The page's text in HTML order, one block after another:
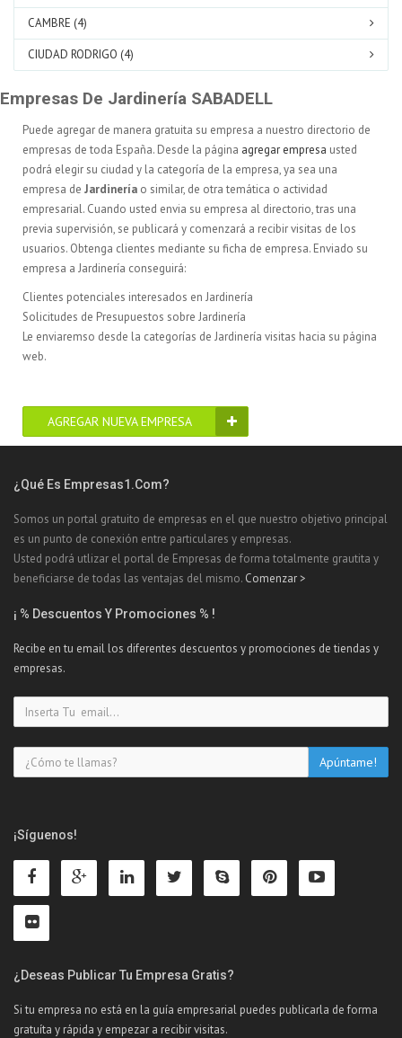
CAMBRE (4)
CIUDAD RODRIGO (4)
Empresas De Jardinería SABADELL
Puede agregar de manera gratuita su empresa a nuestro directorio de
empresas de toda España. Desde la página agregar empresa usted
podrá elegir su ciudad y la categoría de la empresa, ya sea una
empresa de Jardinería o similar, de otra temática o actividad
empresarial. Cuando usted envia su empresa al directorio, tras una
previa supervisión, se publicará y comenzará a recibir visitas de los
usuarios. Obtenga clientes mediante su ficha de empresa. Enviado su
empresa a Jardinería conseguirá:
Clientes potenciales interesados en Jardinería
Solicitudes de Presupuestos sobre Jardinería
Le enviaremso desde la categorías de Jardinería visitas hacia su página
web.
AGREGAR NUEVA EMPRESA
¿Qué Es Empresas1.com?
Somos un portal gratuito de empresas en el que nuestro objetivo principal
es un punto de conexión entre particulares y empresas.
Usted podrá utlizar el portal de Empresas de forma totalmente grautita y
beneficiarse de todas las ventajas del mismo. Comenzar >
¡ % Descuentos Y Promociones % !
Recibe en tu email los diferentes descuentos y promociones de tiendas y
empresas.
¡Síguenos!
¿Deseas Publicar Tu Empresa Gratis?
Si tu empresa no está en la guía empresarial puedes publicarla de forma
gratuíta y rápida y empezar a recibir visitas.